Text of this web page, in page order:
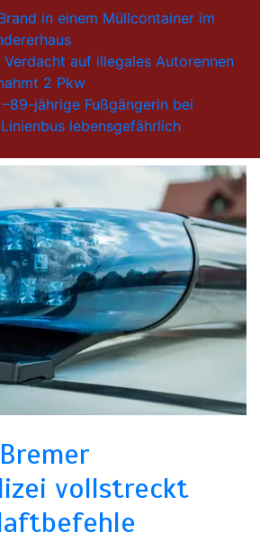
in einem Müllcontainer im
Verdacht auf illegales Autorennen
2 Pkw
jährige Fußgängerin bei
lebensgefährlich
vollstreckt